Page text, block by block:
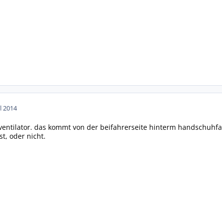
2014
das kommt von der beifahrerseite hinterm
oder nicht.